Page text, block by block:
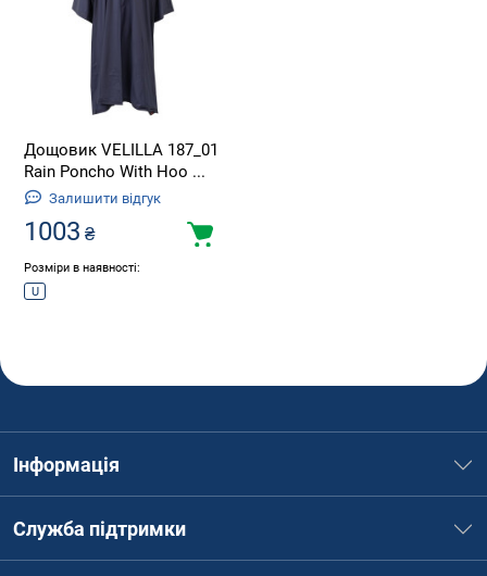
Дощовик VELILLA 187_01
Rain Poncho With Hoo ...
Залишити відгук
1003 ₴
Розміри в наявності:
U
Інформація
Служба підтримки